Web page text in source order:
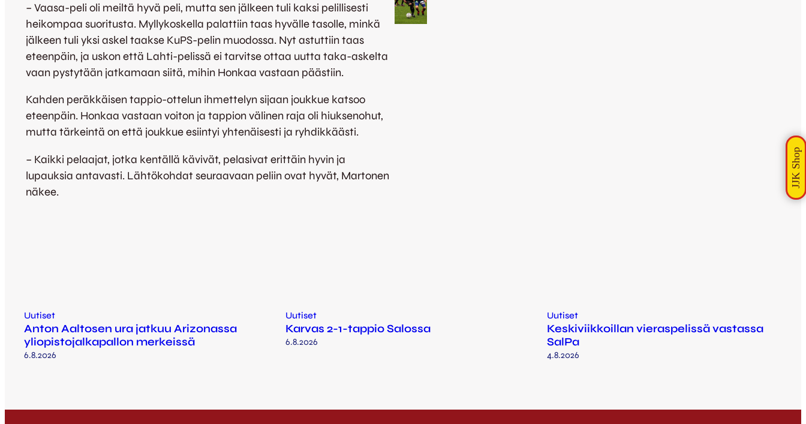
– Vaasa-peli oli meiltä hyvä peli, mutta sen jälkeen tuli kaksi pelillisesti
heikompaa suoritusta. Myllykoskella palattiin taas hyvälle tasolle, minkä
jälkeen tuli yksi askel taakse KuPS-pelin muodossa. Nyt astuttiin taas
eteenpäin, ja uskon että Lahti-pelissä ei tarvitse ottaa uutta taka-askelta
vaan pystytään jatkamaan siitä, mihin Honkaa vastaan päästiin.
Kahden peräkkäisen tappio-ottelun ihmettelyn sijaan joukkue katsoo
eteenpäin. Honkaa vastaan voiton ja tappion välinen raja oli hiuksenohut,
mutta tärkeintä on että joukkue esiintyi yhtenäisesti ja ryhdikkäästi.
– Kaikki pelaajat, jotka kentällä kävivät, pelasivat erittäin hyvin ja
lupauksia antavasti. Lähtökohdat seuraavaan peliin ovat hyvät, Martonen
näkee.
Uutiset
Anton Aaltosen ura jatkuu Arizonassa
yliopistojalkapallon merkeissä
6.8.2026
Uutiset
Karvas 2-1-tappio Salossa
6.8.2026
Uutiset
Keskiviikkoillan vieraspelissä vastassa
SalPa
4.8.2026